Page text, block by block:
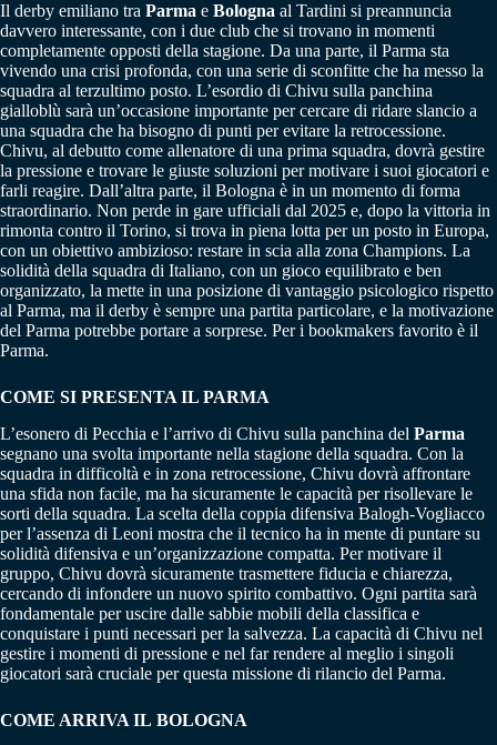
Il derby emiliano tra Parma e Bologna al Tardini si preannuncia
davvero interessante, con i due club che si trovano in momenti
completamente opposti della stagione. Da una parte, il Parma sta
vivendo una crisi profonda, con una serie di sconfitte che ha messo la
squadra al terzultimo posto. L’esordio di Chivu sulla panchina
gialloblù sarà un’occasione importante per cercare di ridare slancio a
una squadra che ha bisogno di punti per evitare la retrocessione.
Chivu, al debutto come allenatore di una prima squadra, dovrà gestire
la pressione e trovare le giuste soluzioni per motivare i suoi giocatori e
farli reagire. Dall’altra parte, il Bologna è in un momento di forma
straordinario. Non perde in gare ufficiali dal 2025 e, dopo la vittoria in
rimonta contro il Torino, si trova in piena lotta per un posto in Europa,
con un obiettivo ambizioso: restare in scia alla zona Champions. La
solidità della squadra di Italiano, con un gioco equilibrato e ben
organizzato, la mette in una posizione di vantaggio psicologico rispetto
al Parma, ma il derby è sempre una partita particolare, e la motivazione
del Parma potrebbe portare a sorprese. Per i bookmakers favorito è il
Parma.
COME SI PRESENTA IL PARMA
L’esonero di Pecchia e l’arrivo di Chivu sulla panchina del Parma
segnano una svolta importante nella stagione della squadra. Con la
squadra in difficoltà e in zona retrocessione, Chivu dovrà affrontare
una sfida non facile, ma ha sicuramente le capacità per risollevare le
sorti della squadra. La scelta della coppia difensiva Balogh-Vogliacco
per l’assenza di Leoni mostra che il tecnico ha in mente di puntare su
solidità difensiva e un’organizzazione compatta. Per motivare il
gruppo, Chivu dovrà sicuramente trasmettere fiducia e chiarezza,
cercando di infondere un nuovo spirito combattivo. Ogni partita sarà
fondamentale per uscire dalle sabbie mobili della classifica e
conquistare i punti necessari per la salvezza. La capacità di Chivu nel
gestire i momenti di pressione e nel far rendere al meglio i singoli
giocatori sarà cruciale per questa missione di rilancio del Parma.
COME ARRIVA IL BOLOGNA